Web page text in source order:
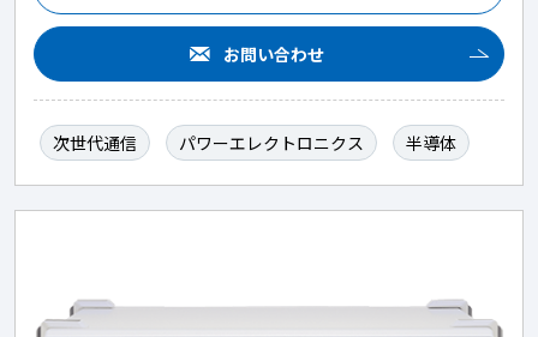
お問い合わせ
次世代通信 パワーエレクトロニクス 半導体